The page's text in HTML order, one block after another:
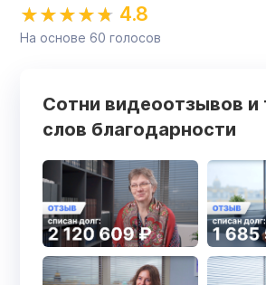
4.8
На основе 60 голосов
Сотни видеоотзывов и
слов благодарности